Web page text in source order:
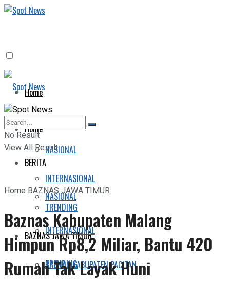
Home
BERITA
NASIONAL
INTERNASIONAL
TRENDING
BAZNAS JAWA TIMUR
BAZNAS KABUPATEN PACITAN
Home
BERITA
NASIONAL
INTERNASIONAL
TRENDING
No Result
View All Result
HomeBAZNAS JAWA TIMUR
Baznas Kabupaten Malang
Himpun Rp8,2 Miliar, Bantu 420
Rumah Tak Layak Huni